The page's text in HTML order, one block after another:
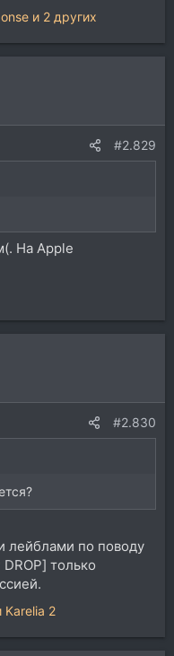
и 2 других
#2.829
На Apple
#2.830
лейблами по поводу
только
Karelia 2